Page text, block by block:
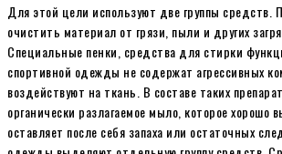
Для этой цели используют две группы средств.
очистить материал от грязи, пыли и других
Специальные пенки, средства для стирки
спортивной одежды не содержат агрессивных
воздействуют на ткань. В составе таких
органически разлагаемое мыло, которое хорошо
оставляет после себя запаха или остаточных